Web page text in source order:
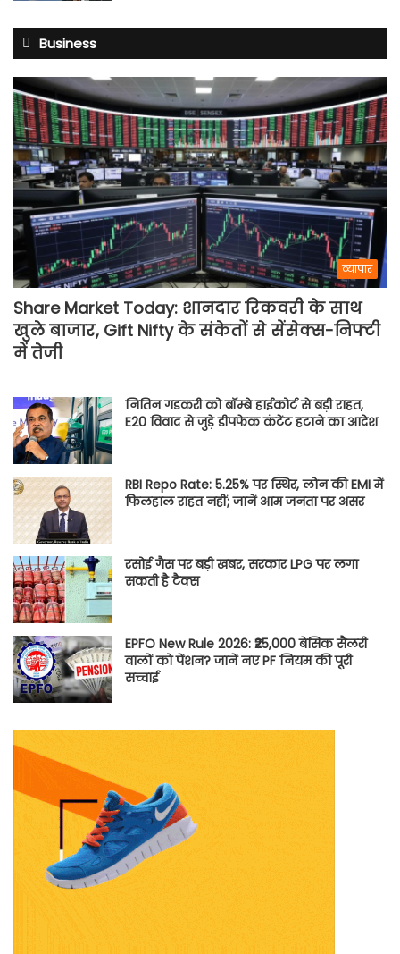
Business
व्यापार
Share Market Today: शानदार रिकवरी के साथ
खुले बाजार, Gift Nifty के संकेतों से सेंसेक्स-निफ्टी
में तेजी
नितिन गडकरी को बॉम्बे हाईकोर्ट से बड़ी राहत,
E20 विवाद से जुड़े डीपफेक कंटेंट हटाने का आदेश
RBI Repo Rate: 5.25% पर स्थिर, लोन की EMI में
फिलहाल राहत नहीं; जानें आम जनता पर असर
रसोई गैस पर बड़ी खबर, सरकार LPG पर लगा
सकती है टैक्स
EPFO New Rule 2026: ₹25,000 बेसिक सैलरी
वालों को पेंशन? जानें नए PF नियम की पूरी
सच्चाई